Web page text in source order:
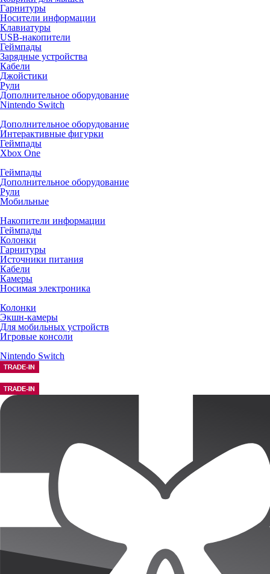
Гарнитуры
Носители информации
Клавиатуры
USB-накопители
Геймпады
Зарядные устройства
Кабели
Джойстики
Рули
Дополнительное оборудование
Nintendo Switch
Дополнительное оборудование
Интерактивные фигурки
Геймпады
Xbox One
Геймпады
Дополнительное оборудование
Рули
Мобильные
Накопители информации
Геймпады
Колонки
Гарнитуры
Источники питания
Кабели
Камеры
Носимая электроника
Колонки
Экшн-камеры
Для мобильных устройств
Игровые консоли
Nintendo Switch